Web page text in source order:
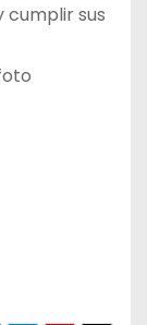
cumplir sus